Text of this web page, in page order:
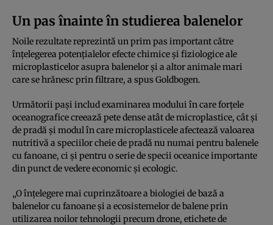
Un pas înainte în studierea balenelor
Noile rezultate reprezintă un prim pas important către
înțelegerea potențialelor efecte chimice și fiziologice ale
microplasticelor asupra balenelor și a altor animale mari
care se hrănesc prin filtrare, a spus Goldbogen.
Următorii pași includ examinarea modului în care forțele
oceanografice creează pete dense atât de microplastice, cât și
de pradă și modul în care microplasticele afectează valoarea
nutritivă a speciilor cheie de pradă nu numai pentru balenele
cu fanoane, ci și pentru o serie de specii oceanice importante
din punct de vedere economic și ecologic.
„O înțelegere mai cuprinzătoare a biologiei de bază a
balenelor cu fanoane și a ecosistemelor de balene prin
utilizarea noilor tehnologii precum drone, etichete de